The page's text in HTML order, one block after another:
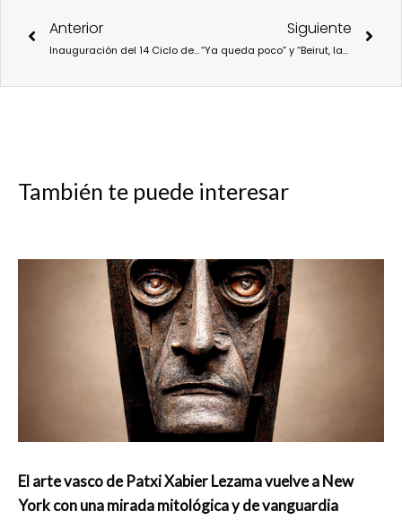
Anterior
Inauguración del 14 Ciclo de Cine por la Paz
Siguiente
“Ya queda poco” y “Beirut, las consecuencias” en el ciclo dedicado al cine libanés de Casa Árabe
También te puede interesar
El arte vasco de Patxi Xabier Lezama vuelve a New
York con una mirada mitológica y de vanguardia